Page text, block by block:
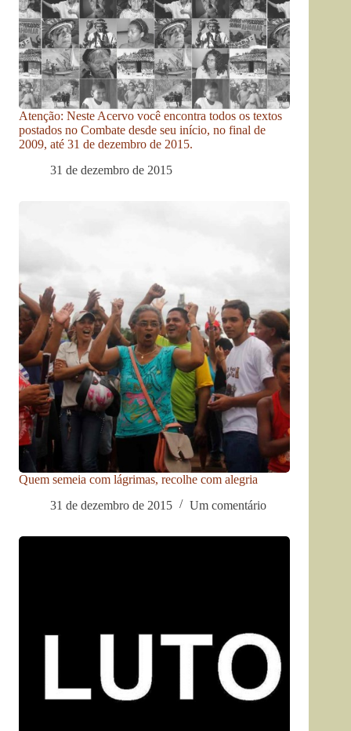
Atenção: Neste Acervo você encontra todos os textos
postados no Combate desde seu início, no final de
2009, até 31 de dezembro de 2015.
31 de dezembro de 2015
Quem semeia com lágrimas, recolhe com alegria
31 de dezembro de 2015
Um comentário